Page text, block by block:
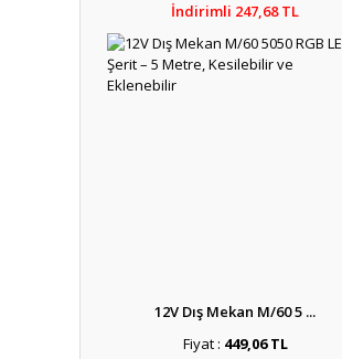
İndirimli 247,68 TL
12V Dış Mekan M/60 5 ...
Fiyat : 449,06 TL